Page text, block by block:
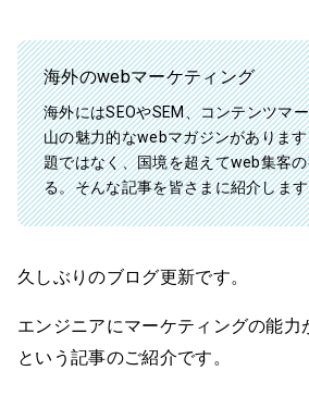
海外のwebマーケティング
海外にはSEOやSEM、コンテンツマ
山の魅力的なwebマガジンがありま
題ではなく、国境を超えてweb集客
る。そんな記事を皆さまに紹介しま
久しぶりのブログ更新です。
エンジニアにマーケティングの能力
という記事のご紹介です。